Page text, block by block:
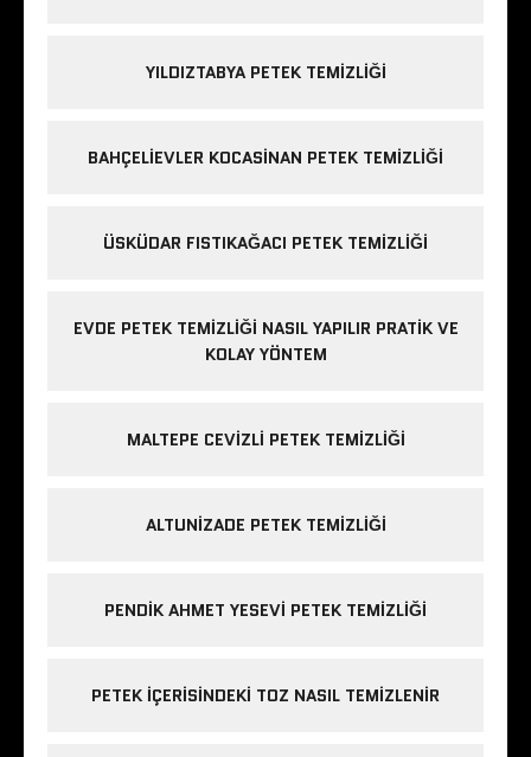
YILDIZTABYA PETEK TEMIZLIĞI
BAHÇELIEVLER KOCASINAN PETEK TEMIZLIĞI
ÜSKÜDAR FISTIKAĞACI PETEK TEMIZLIĞI
EVDE PETEK TEMIZLIĞI NASIL YAPILIR PRATIK VE
KOLAY YÖNTEM
MALTEPE CEVIZLI PETEK TEMIZLIĞI
ALTUNIZADE PETEK TEMIZLIĞI
PENDIK AHMET YESEVI PETEK TEMIZLIĞI
PETEK IÇERISINDEKI TOZ NASIL TEMIZLENIR